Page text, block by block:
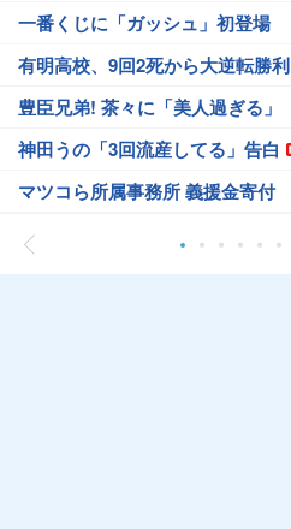
一番くじに「ガッシュ」初登場
有明高校、9回2死から大逆転勝利
豊臣兄弟! 茶々に「美人過ぎる」
神田うの「3回流産してる」告白
マツコら所属事務所 義援金寄付